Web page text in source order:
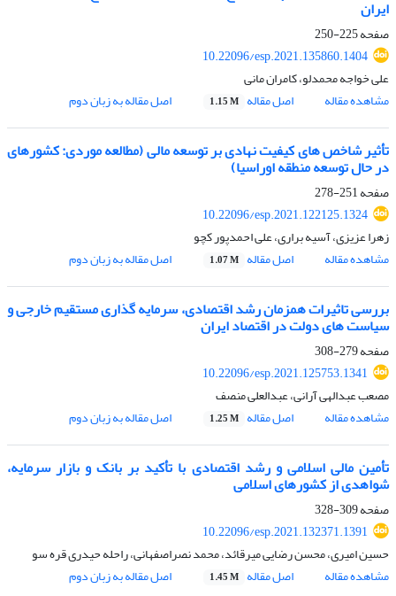
ایران
صفحه225-250
10.22096/esp.2021.135860.1404
علی خواجه محمدلو، کامران مانی
مشاهده مقاله
اصل مقاله 1.15 M اصل مقاله به زبان دوم
تأثیر شاخص های کیفیت نهادی بر توسعه مالی (مطالعه موردی: کشورهای
در حال توسعه منطقه اوراسیا)
صفحه251-278
10.22096/esp.2021.122125.1324
زهرا عزیزی، آسیه براری، علی احمدپور کچو
مشاهده مقاله
اصل مقاله 1.07 M اصل مقاله به زبان دوم
بررسی تاثیرات همزمان رشد اقتصادی، سرمایه‏ گذاری مستقیم خارجی و
سیاست ‏های دولت در اقتصاد ایران
صفحه279-308
10.22096/esp.2021.125753.1341
مصعب عبدالهی آرانی، عبدالعلی منصف
مشاهده مقاله
اصل مقاله 1.25 M اصل مقاله به زبان دوم
تأمین مالی اسلامی و رشد اقتصادی با تأکید بر بانک و‌ بازار سرمایه،
شواهدی از کشورهای اسلامی
صفحه309-328
10.22096/esp.2021.132371.1391
حسین امیری، محسن رضایی میرقائد، محمد نصراصفهانی، راحله حیدری قره سو
مشاهده مقاله
اصل مقاله 1.45 M اصل مقاله به زبان دوم